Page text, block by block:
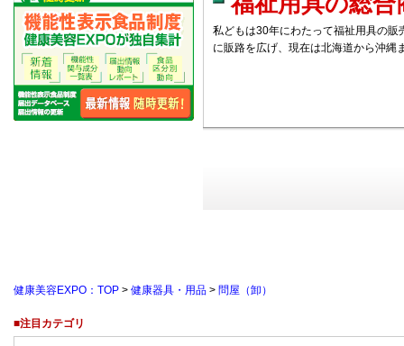
私どもは30年にわたって福祉用具の
に販路を広げ、現在は北海道から沖縄
健康美容EXPO：TOP > 健康器具・用品 > 問屋（卸）
■注目カテゴリ